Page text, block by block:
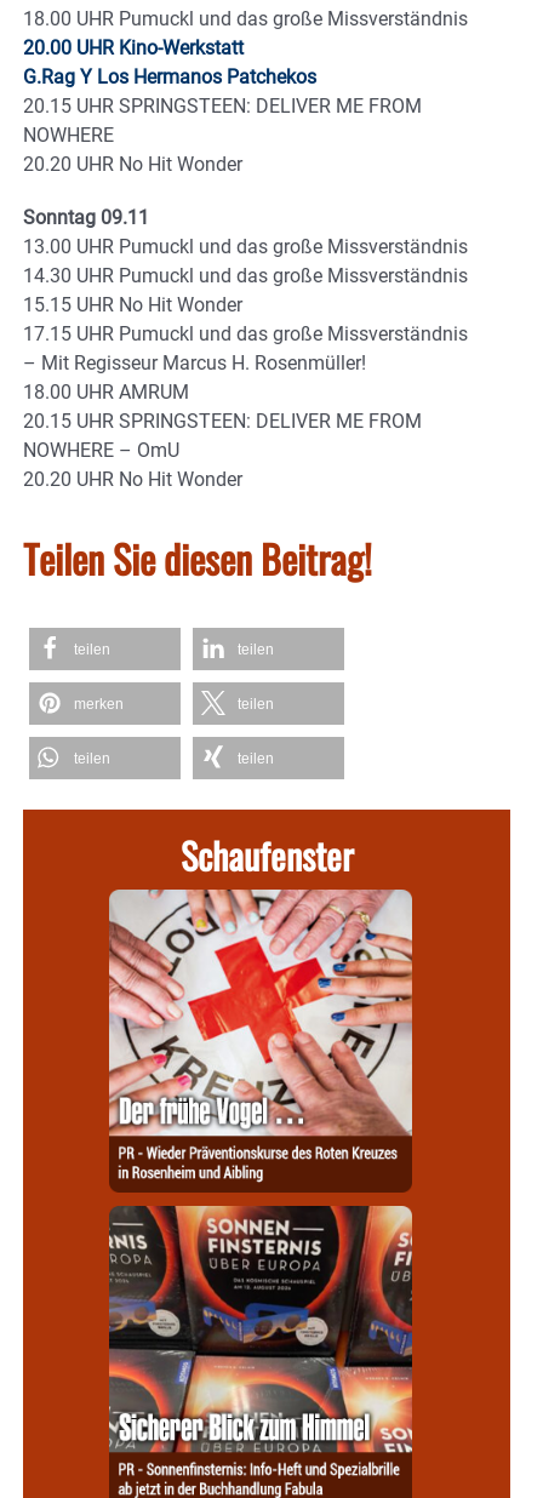
18.00 UHR Pumuckl und das große Missverständnis
20.00 UHR Kino-Werkstatt
G.Rag Y Los Hermanos Patchekos
20.15 UHR SPRINGSTEEN: DELIVER ME FROM
NOWHERE
20.20 UHR No Hit Wonder
Sonntag 09.11
13.00 UHR Pumuckl und das große Missverständnis
14.30 UHR Pumuckl und das große Missverständnis
15.15 UHR No Hit Wonder
17.15 UHR Pumuckl und das große Missverständnis
– Mit Regisseur Marcus H. Rosenmüller!
18.00 UHR AMRUM
20.15 UHR SPRINGSTEEN: DELIVER ME FROM
NOWHERE – OmU
20.20 UHR No Hit Wonder
Teilen Sie diesen Beitrag!
teilen teilen
merken teilen
teilen teilen
Schaufenster